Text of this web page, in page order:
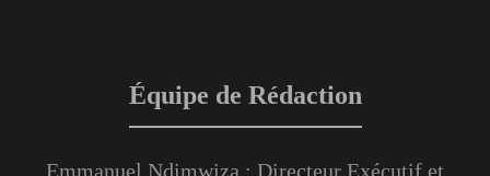
Équipe de Rédaction
Emmanuel Ndimwiza : Directeur Exécutif et